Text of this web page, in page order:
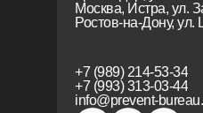
+7 (989) 214-53-34
+7 (993) 313-03-44
info@prevent-
Москва, Истра, ул.
Ростов-на-Дону,